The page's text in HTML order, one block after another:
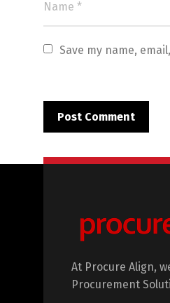
Save my name,
At Procure Align,
Procurement